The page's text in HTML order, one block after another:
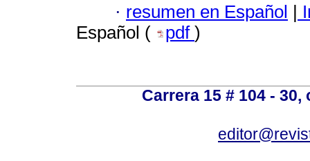
· resumen en Español
Español (
pdf )
Carrera 15 # 104 -